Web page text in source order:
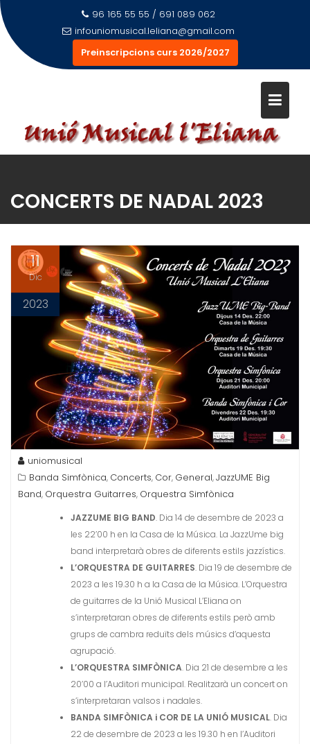
Saltar
al
contenido
96 165 55 55 / 691 089 062
infouniomusical.leliana@gmail.com
Preinscripcions curs 2026/2027
CONCERTS DE NADAL 2023
11
Dic
2023
uniomusical
Banda Simfònica, Concerts, Cor, General,JazzUME Big
Band, Orquestra Guitarres, Orquestra Simfònica
JAZZUME BIG BAND. Dia 14 de desembre de 2023 a
les 22’00 h en la Casa de la Música. La JazzUme big
band interpretarà obres de diferents estils jazzístics.
L’ORQUESTRA DE GUITARRES. Dia 19 de desembre de
2023 a les 19.30 h a la Casa de la Música. L’Orquestra
de guitarres de la Unió Musical L’Eliana on
s’interpretaran obres de diferents estils però amb
grups de cambra reduïts dels músics d’aquesta
agrupació.
L’ORQUESTRA SIMFÒNICA. Dia 21 de desembre a les
20’00 a l’Auditori municipal. Realitzarà un concert on
s’interpretaran valsos i nadales.
BANDA SIMFÒNICA i COR DE LA UNIÓ MUSICAL. Dia
22 de desembre de 2023 a les 19.30 h en l’Auditori